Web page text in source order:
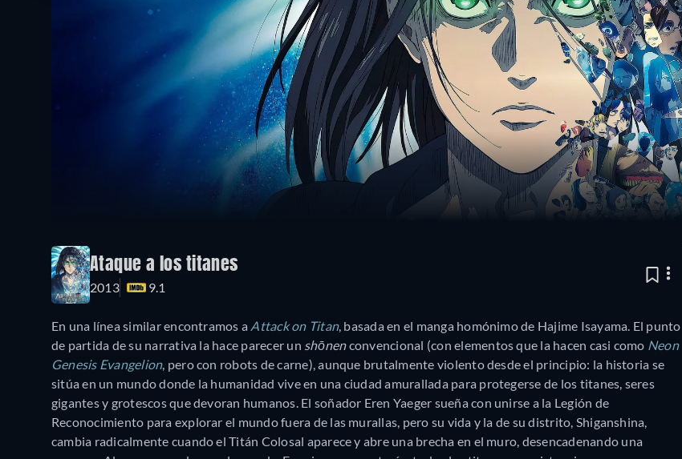
Ataque a los titanes
2013 9.1
En una línea similar encontramos a Attack on Titan, basada en el manga homónimo de Hajime Isayama. El punto
de partida de su narrativa la hace parecer un shōnenconvencional (con elementos que la hacen casi como Neon
Genesis Evangelion, pero con robots de carne), aunque brutalmente violento desde el principio: la historia se
sitúa en un mundo donde la humanidad vive en una ciudad amurallada para protegerse de los titanes, seres
gigantes y grotescos que devoran humanos. El soñador Eren Yaeger sueña con unirse a la Legión de
Reconocimiento para explorar el mundo fuera de las murallas, pero su vida y la de su distrito, Shiganshina,
cambia radicalmente cuando el Titán Colosal aparece y abre una brecha en el muro, desencadenando una